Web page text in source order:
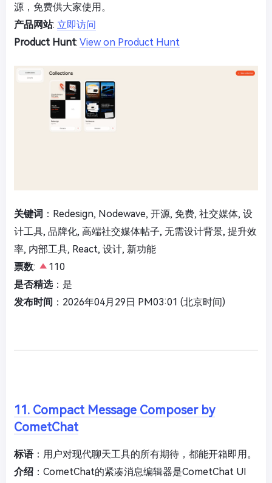
源，免费供大家使用。
产品网站: 立即访问
Product Hunt: View on Product Hunt
关键词 ：Redesign, Nodewave, 开源, 免费, 社交媒体, 设
计工具, 品牌化, 高端社交媒体帖子, 无需设计背景, 提升效
率, 内部工具, React, 设计, 新功能
票数:
110
是否精选：是
发布时间 ：2026年04月29日 PM03:01 (北京时间)
11. Compact Message Composer by
CometChat
标语：用户对现代聊天工具的所有期待，都能开箱即用。
介绍 ：CometChat的紧凑消息编辑器是CometChat UI